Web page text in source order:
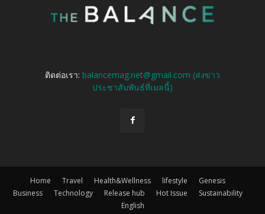
ติดต่อเรา: balancemag.net@gmail.com (ส่งข่าว
ประชาสัมพันธ์ที่เมลนี้)
Home Travel Health&Wellness lifestyle
Genesis
Business
Technology Release hub Hot Issue
Sustainability
English